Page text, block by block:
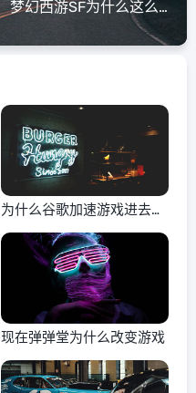
梦幻西游SF为什么这么卡顿
为什么谷歌加速游戏进去黑
屏
现在弹弹堂为什么改变游戏